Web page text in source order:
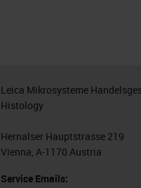
Leica Mikrosysteme
Histology
Hernalser Hauptstrasse 219
Vienna, A-1170 Austria
Service Emails: